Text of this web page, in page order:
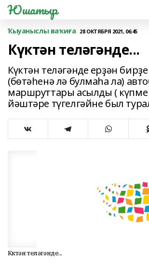
Юшатыр
Ҡыуаныслы ваҡиға 28 ОКТЯБРЯ 2021, 06:45
Күктән теләгәнде...
Күктән теләгәнде ерҙән
(бөтәһенә лә булмаһа ла)
маршруттары асылды ( күпме
йәштәре түгелгәйне был
Күктән теләгәнде...